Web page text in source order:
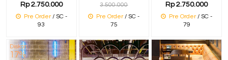
Rp 2.750.000
Pre Order/ SC -
93
3.500.000
Pre Order/ SC -
75
Rp 2.750.000
Pre Order/ SC -
79
Diskon
17%